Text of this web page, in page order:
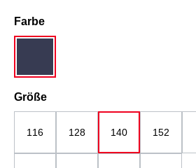
Farbeauswählen
Größeauswählen
116 128 140 152